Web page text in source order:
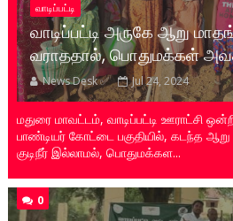
வாடிப்பட்டி
வாடிப்பட்டி அருகே ஆறு
வராததால், பொதுமக்கள்
News Desk ✅ Jul 24, 2024
மதுரை மாவட்டம், வாடிப்பட்டி ஊராட்சி
பாண்டியர் கோட்டை பகுதியில், கடந்த
குடிநீர் இல்லாமல், பொதுமக்கள...
0